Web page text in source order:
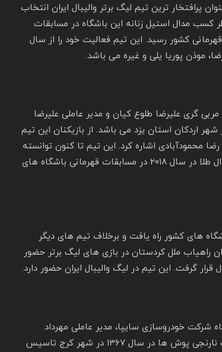
باشگاه والیبال پیکان با ۱۲ قهرمانی به عنوان پرافتخار ترین تیم لیگ برتر والیبال ایران انتخاب
تیم از نظر کسب مدال استیل زنانه این باشگاه در مسابقات
شرق کشور شرکت می کنند. ولی سال ۱۳۹۶ به مقام قهرمانی کشور رسید. این تیم فعالیت خود را از سال
شد. این باشگاه به مربی گری علیرضا طلوع کیان و مدیر عاملی علیرضا
اردکان استان یزد می باشد. از بازیکنان این تیم
محمودآبادی اشاره کرد. این تیم تا کنون توانسته
یک نایب قهرمانی در لیگ برتر ایران در سال ۱۳۹۶ و یک قهرمانی با مدال طلا در سال ۲۰۱۸ در مسابقات قهرمانی باشگاه های
های کشور راه یافت و برخلاف تیم‌ های دیگر
ملل کردستان در بازی‌ های لیگ برتر حضور
گرفت. این تیم در لیگ والیبال ایران حضور دارد.
شد. مالک این باشگاه شرکت خودروسازی سایپا، مدیر عاملی مهرداد
سراجی، مربیگری ناصر شهنازی می‌ باشد. باشگاه والیبال سایپا با لقب نارنجی پوش ها در سال ۱۳۶۷ در شهر کرج تاسیس